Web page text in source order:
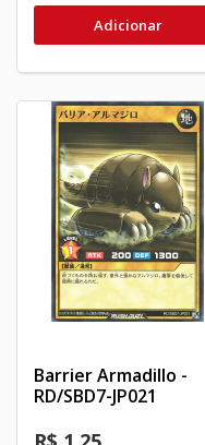
Adicionar
Barrier Armadillo -
RD/SBD7-JP021